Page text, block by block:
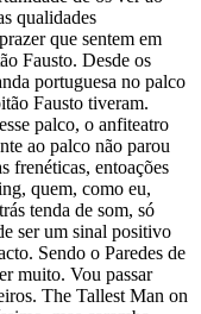
qualidades
que sentem em
Fausto. Desde os
portuguesa no palco
Fausto tiveram.
palco, o anfiteatro
ao palco não parou
frenéticas, entoações
quem, como eu,
tenda de som, só
ser um sinal positivo
Sendo o Paredes de
muito. Vou passar
The Tallest Man on